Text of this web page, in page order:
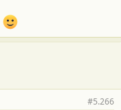
#5.266